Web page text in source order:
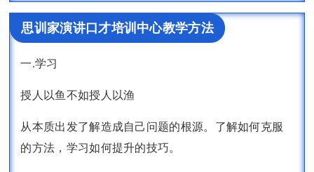
思训家演讲口才培训中心教学方法
一.学习
授人以鱼不如授人以渔
从本质出发了解造成自己问题的根源。了解如何克服
的方法，学习如何提升的技巧。